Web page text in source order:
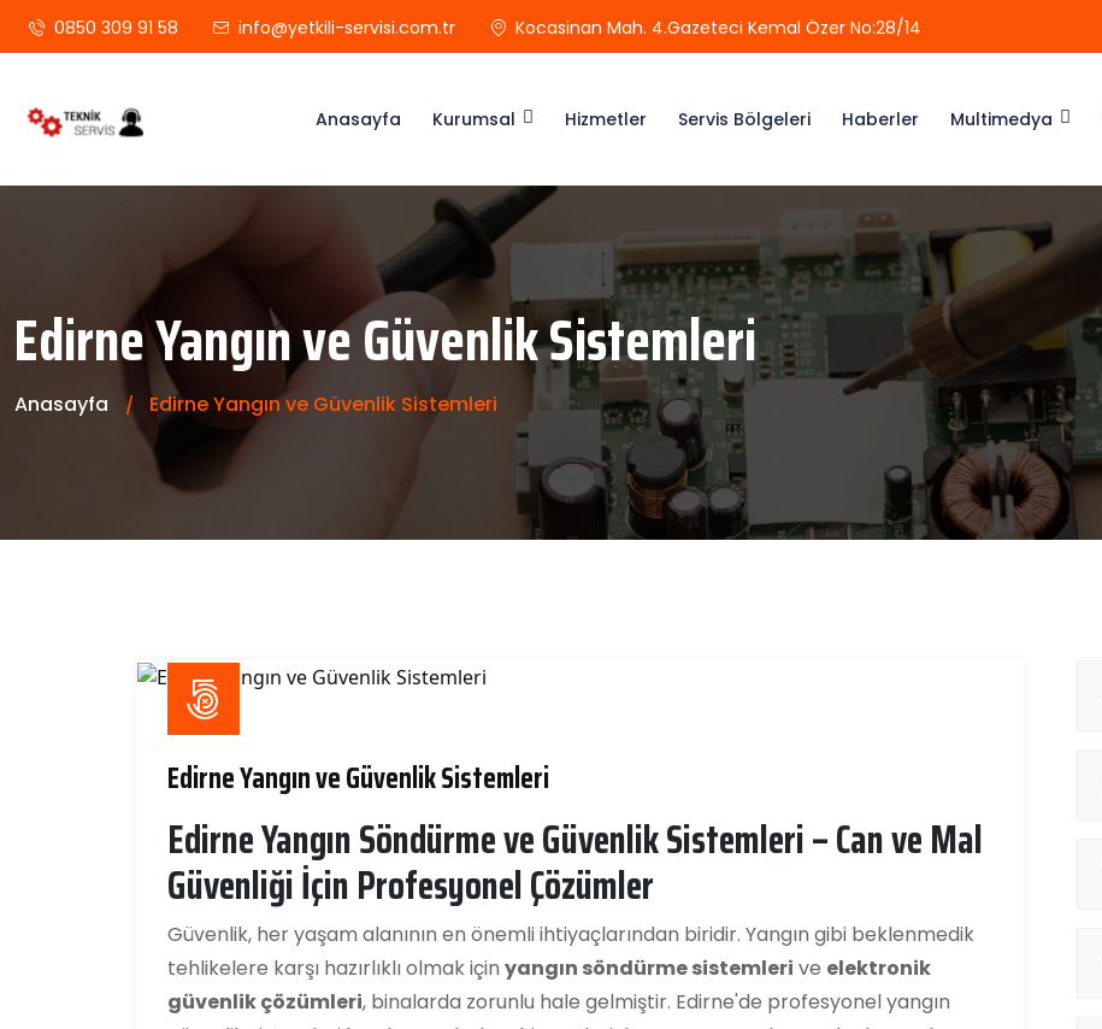
0850 309 91 58 info@yetkili-servisi.com.tr Kocasinan Mah. 4.Gazeteci Kemal Özer No:28/14
Anasayfa Kurumsal Hizmetler Servis Bölgeleri Haberler Multimedya
Edirne Yangın ve Güvenlik Sistemleri
Anasayfa Edirne Yangın ve Güvenlik Sistemleri
Edirne Yangın ve Güvenlik Sistemleri
Edirne Yangın Söndürme ve Güvenlik Sistemleri – Can ve Mal
Güvenliği İçin Profesyonel Çözümler
Güvenlik, her yaşam alanının en önemli ihtiyaçlarından biridir. Yangın gibi beklenmedik
tehlikelere karşı hazırlıklı olmak için yangın söndürme sistemleri ve elektronik
güvenlik çözümleri, binalarda zorunlu hale gelmiştir. Edirne'de profesyonel yangın